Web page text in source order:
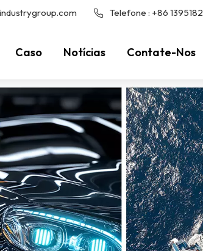
Telefone : +86
Caso Notícias Contate-Nos